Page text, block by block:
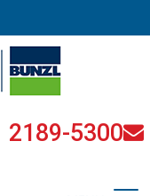
2189-5300